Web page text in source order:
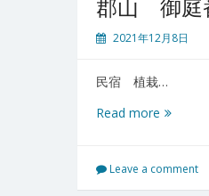
目
０
３
２
０
郡山 御庭
2021年12月8日
民宿 植栽…
Read more 郡
庭
番
Leave a comment